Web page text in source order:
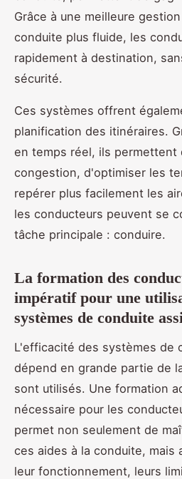
Grâce à une meilleure
conduite plus fluide, les
rapidement à destination,
sécurité.
Ces systèmes offrent
planification des itinéraires.
en temps réel, ils permettent
congestion, d'optimiser les
repérer plus facilement les
les conducteurs peuvent se
tâche principale : conduire.
La formation des
impératif pour une
systèmes de conduite
L'efficacité des systèmes de
dépend en grande partie de
sont utilisés. Une formation
nécessaire pour les
permet non seulement de
ces aides à la conduite, mais
leur fonctionnement, leurs